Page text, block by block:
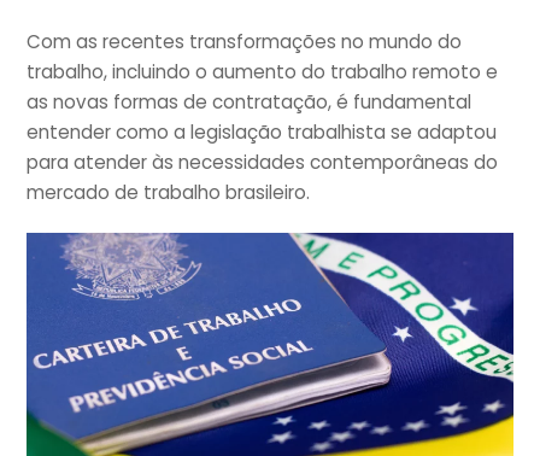
Com as recentes transformações no mundo do
trabalho, incluindo o aumento do trabalho remoto e
as novas formas de contratação, é fundamental
entender como a legislação trabalhista se adaptou
para atender às necessidades contemporâneas do
mercado de trabalho brasileiro.